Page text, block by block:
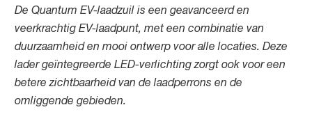
De Quantum EV-laadzuil is een geavanceerd en
veerkrachtig EV-laadpunt, met een combinatie van
duurzaamheid en mooi ontwerp voor alle locaties. Deze
lader geïntegreerde LED-verlichting zorgt ook voor een
betere zichtbaarheid van de laadperrons en de
omliggende gebieden.